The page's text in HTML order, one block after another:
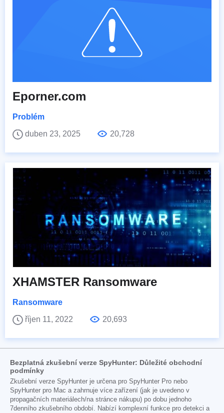
Eporner.com
Problém
duben 23, 2025
20,728
XHAMSTER Ransomware
Ransomware
říjen 11, 2022
20,693
Bezplatná zkušební verze SpyHunter: Důležité obchodní
podmínky
Zkušební verze SpyHunter je určena pro SpyHunter Pro nebo
SpyHunter pro Mac a zahrnuje více zařízení (jak je uvedeno v
propagačních materiálech/na stránce nákupu) po dobu jednoho
7denního zkušebního období. Nabízí komplexní funkce pro detekci a